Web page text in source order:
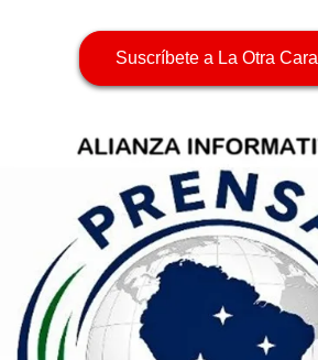
Suscríbete a La Otra Cara